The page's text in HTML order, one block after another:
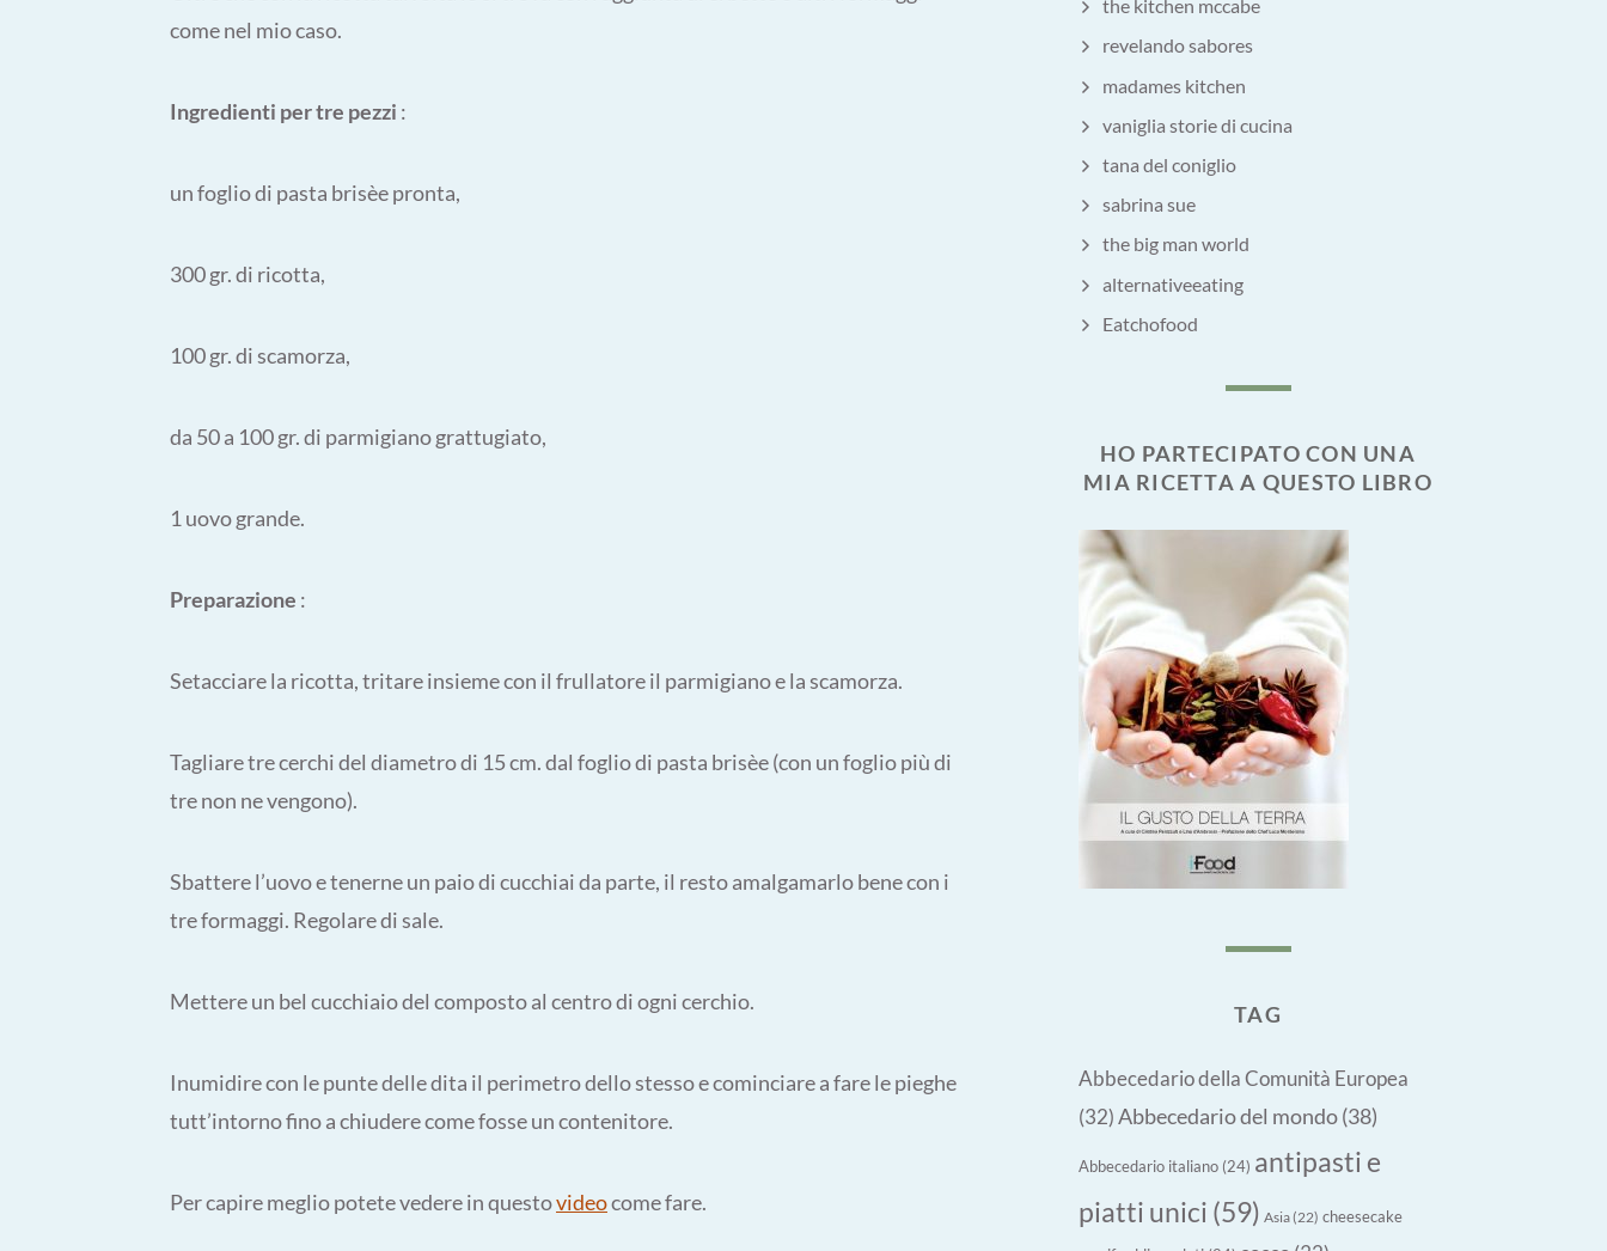
come nel mio caso.
Ingredienti per tre pezzi :
un foglio di pasta brisèe pronta,
300 gr. di ricotta,
100 gr. di scamorza,
da 50 a 100 gr. di parmigiano grattugiato,
1 uovo grande.
Preparazione :
Setacciare la ricotta, tritare insieme con il frullatore il parmigiano e la scamorza.
Tagliare tre cerchi del diametro di 15 cm. dal foglio di pasta brisèe (con un foglio più di
tre non ne vengono).
Sbattere l’uovo e tenerne un paio di cucchiai da parte, il resto amalgamarlo bene con i
tre formaggi. Regolare di sale.
Mettere un bel cucchiaio del composto al centro di ogni cerchio.
Inumidire con le punte delle dita il perimetro dello stesso e cominciare a fare le pieghe
tutt’intorno fino a chiudere come fosse un contenitore.
Per capire meglio potete vedere in questovideocome fare.
the kitchen mccabe
revelando sabores
madames kitchen
vaniglia storie di cucina
tana del coniglio
sabrina sue
the big man world
alternativeeating
Eatchofood
HO PARTECIPATO CON UNA
MIA RICETTA A QUESTO LIBRO
TAG
Abbecedario della Comunità Europea
(32) Abbecedario del mondo(38)
Abbecedario italiano (24) antipasti e
piatti unici (59) Asia(22) cheesecake